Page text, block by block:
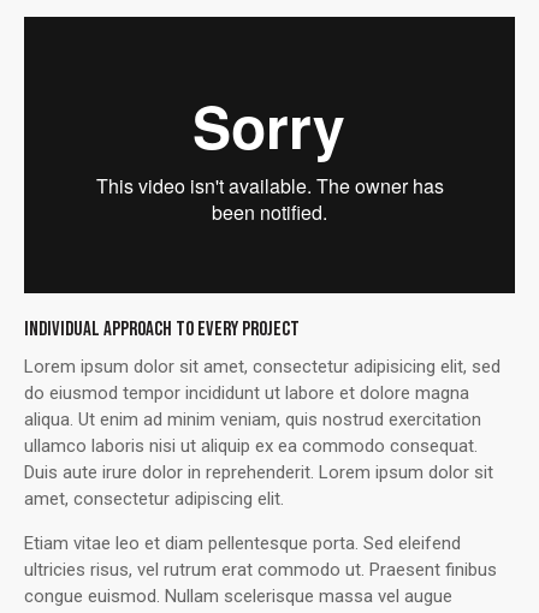
INDIVIDUAL APPROACH TO EVERY PROJECT
Lorem ipsum dolor sit amet, consectetur adipisicing elit, sed
do eiusmod tempor incididunt ut labore et dolore magna
aliqua. Ut enim ad minim veniam, quis nostrud exercitation
ullamco laboris nisi ut aliquip ex ea commodo consequat.
Duis aute irure dolor in reprehenderit. Lorem ipsum dolor sit
amet, consectetur adipiscing elit.
Etiam vitae leo et diam pellentesque porta. Sed eleifend
ultricies risus, vel rutrum erat commodo ut. Praesent finibus
congue euismod. Nullam scelerisque massa vel augue